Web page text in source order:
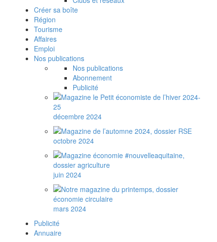
Créer sa boîte
Région
Tourisme
Affaires
Emploi
Nos publications
Nos publications
Abonnement
Publicité
décembre 2024
octobre 2024
juin 2024
mars 2024
Publicité
Annuaire